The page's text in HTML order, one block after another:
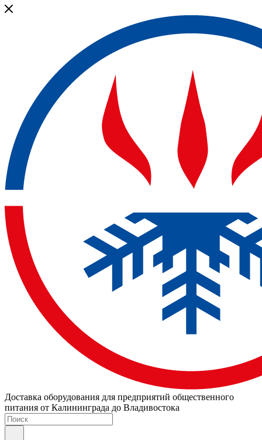
Доставка оборудования для предприятий общественного
питания от Калининграда до Владивостока